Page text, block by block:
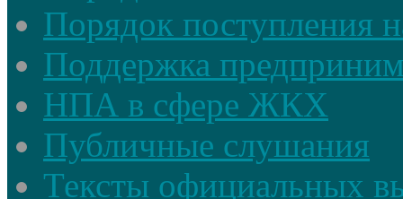
Порядок поступления
Поддержка
НПА в сфере ЖКХ
Публичные слушания
Тексты официальных